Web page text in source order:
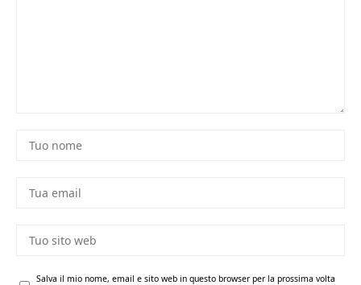
Salva il mio nome, email e sito web in questo browser per la prossima volta